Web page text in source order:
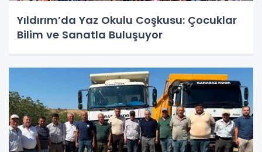
Yıldırım’da Yaz Okulu Coşkusu: Çocuklar
Bilim ve Sanatla Buluşuyor